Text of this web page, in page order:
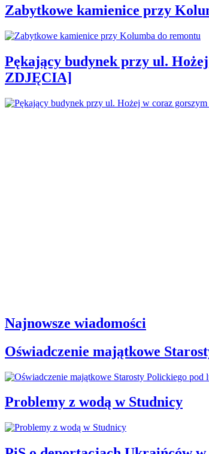
Zabytkowe kamienice przy
Pękający budynek przy ul.
ZDJĘCIA]
Najnowsze wiadomości
Oświadczenie majątkowe
Problemy z wodą w Studnicy